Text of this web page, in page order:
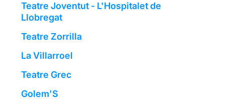
Teatre Joventut - L'Hospitalet de
Llobregat
Teatre Zorrilla
La Villarroel
Teatre Grec
Golem'S